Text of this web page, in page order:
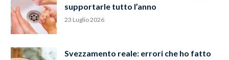
supportarle tutto l’anno
23 Luglio 2026
Svezzamento reale: errori che ho fatto